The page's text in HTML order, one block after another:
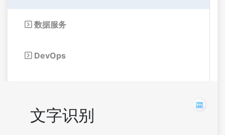
 数据服务
 DevOps
文字识别